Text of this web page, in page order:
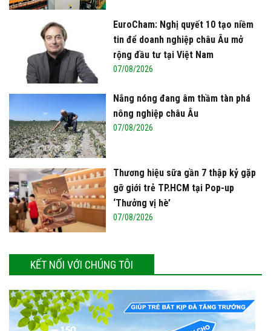
Khám phá quy trình sản xuất sữa tươi “từ đồng
cỏ đến ly sữa” của cô gái Hà Lan
Khám phá quy trình sản xuất sữa tươi “từ đồng
cỏ đến ly sữa” của cô gái Hà Lan 2
FBNC - Ngành sữa hướng tới mục tiêu 3,4 tỷ lít
sữa vào năm 2025
(VTC14) - Sữa ngoại, động vật sống sẽ được
miễn thuế nhập khẩu
TIN ĐỌC NHIỀU
07/08/2026
“Chìa khóa” triển khai ESG thực
EuroCham: Nghị quyết 10 tạo niềm
tin để doanh nghiệp châu Âu mở
rộng đầu tư tại Việt Nam